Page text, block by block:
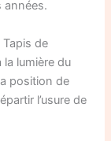
années.
Tapis de
la lumière du
position de
l’usure de